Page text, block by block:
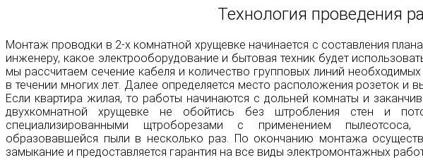
Технология проведения
Монтаж проводки в 2-х комнатной хрущевке начинается с составления
инженеру, какое электрооборудование и бытовая техник будет
мы рассчитаем сечение кабеля и количество групповых линий
в течении многих лет. Далее определяется место расположения розеток и
Если квартира жилая, то работы начинаются с дольней комнаты и
двухкомнатной хрущевке не обойтись без штробления стен и
специализированными щтроборезами с применением
образовавшейся пыли в несколько раз. По окончанию монтажа
замыкание и предоставляется гарантия на все виды электромонтажных